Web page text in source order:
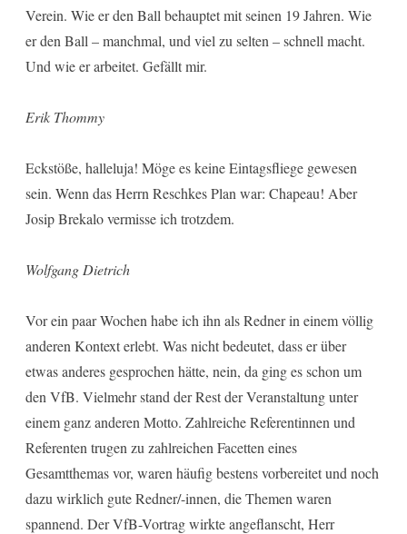
Verein. Wie er den Ball behauptet mit seinen 19 Jahren. Wie
er den Ball – manchmal, und viel zu selten – schnell macht.
Und wie er arbeitet. Gefällt mir.
Erik Thommy
Eckstöße, halleluja! Möge es keine Eintagsfliege gewesen
sein. Wenn das Herrn Reschkes Plan war: Chapeau! Aber
Josip Brekalo vermisse ich trotzdem.
Wolfgang Dietrich
Vor ein paar Wochen habe ich ihn als Redner in einem völlig
anderen Kontext erlebt. Was nicht bedeutet, dass er über
etwas anderes gesprochen hätte, nein, da ging es schon um
den VfB. Vielmehr stand der Rest der Veranstaltung unter
einem ganz anderen Motto. Zahlreiche Referentinnen und
Referenten trugen zu zahlreichen Facetten eines
Gesamtthemas vor, waren häufig bestens vorbereitet und noch
dazu wirklich gute Redner/-innen, die Themen waren
spannend. Der VfB-Vortrag wirkte angeflanscht, Herr